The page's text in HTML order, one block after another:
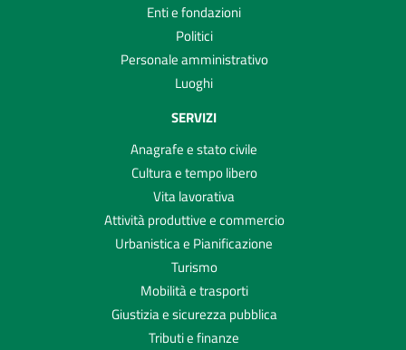
Enti e fondazioni
Politici
Personale amministrativo
Luoghi
SERVIZI
Anagrafe e stato civile
Cultura e tempo libero
Vita lavorativa
Attività produttive e commercio
Urbanistica e Pianificazione
Turismo
Mobilità e trasporti
Giustizia e sicurezza pubblica
Tributi e finanze